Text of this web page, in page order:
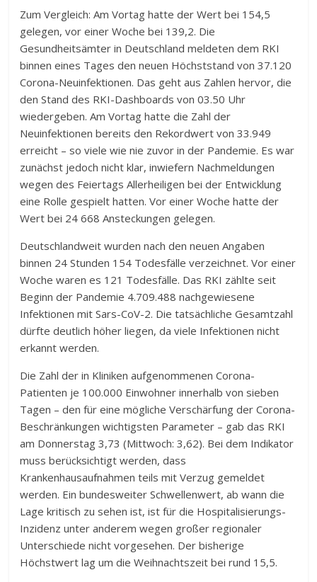
Zum Vergleich: Am Vortag hatte der Wert bei 154,5
gelegen, vor einer Woche bei 139,2. Die
Gesundheitsämter in Deutschland meldeten dem RKI
binnen eines Tages den neuen Höchststand von 37.120
Corona-Neuinfektionen. Das geht aus Zahlen hervor, die
den Stand des RKI-Dashboards von 03.50 Uhr
wiedergeben. Am Vortag hatte die Zahl der
Neuinfektionen bereits den Rekordwert von 33.949
erreicht – so viele wie nie zuvor in der Pandemie. Es war
zunächst jedoch nicht klar, inwiefern Nachmeldungen
wegen des Feiertags Allerheiligen bei der Entwicklung
eine Rolle gespielt hatten. Vor einer Woche hatte der
Wert bei 24 668 Ansteckungen gelegen.
Deutschlandweit wurden nach den neuen Angaben
binnen 24 Stunden 154 Todesfälle verzeichnet. Vor einer
Woche waren es 121 Todesfälle. Das RKI zählte seit
Beginn der Pandemie 4.709.488 nachgewiesene
Infektionen mit Sars-CoV-2. Die tatsächliche Gesamtzahl
dürfte deutlich höher liegen, da viele Infektionen nicht
erkannt werden.
Die Zahl der in Kliniken aufgenommenen Corona-
Patienten je 100.000 Einwohner innerhalb von sieben
Tagen – den für eine mögliche Verschärfung der Corona-
Beschränkungen wichtigsten Parameter – gab das RKI
am Donnerstag 3,73 (Mittwoch: 3,62). Bei dem Indikator
muss berücksichtigt werden, dass
Krankenhausaufnahmen teils mit Verzug gemeldet
werden. Ein bundesweiter Schwellenwert, ab wann die
Lage kritisch zu sehen ist, ist für die Hospitalisierungs-
Inzidenz unter anderem wegen großer regionaler
Unterschiede nicht vorgesehen. Der bisherige
Höchstwert lag um die Weihnachtszeit bei rund 15,5.